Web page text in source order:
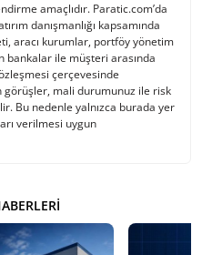
amaçlıdır. Paratic.com’da
danışmanlığı kapsamında
aracı kurumlar, portföy yönetim
ile müşteri arasında
çerçevesinde
görüşler, mali durumunuz ile risk
Bu nedenle yalnızca burada yer
verilmesi uygun